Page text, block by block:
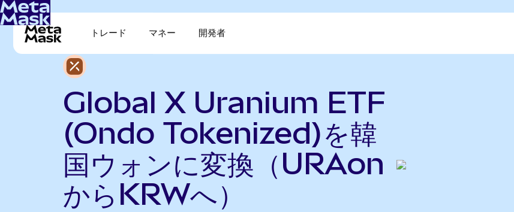
トレード マネー 開発者
Global X Uranium ETF
(Ondo Tokenized)を韓
国ウォンに変換（URAon
からKRWへ）